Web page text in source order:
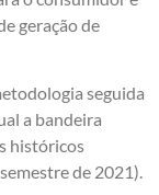
geração de
seguida
a bandeira
históricos
de 2021).